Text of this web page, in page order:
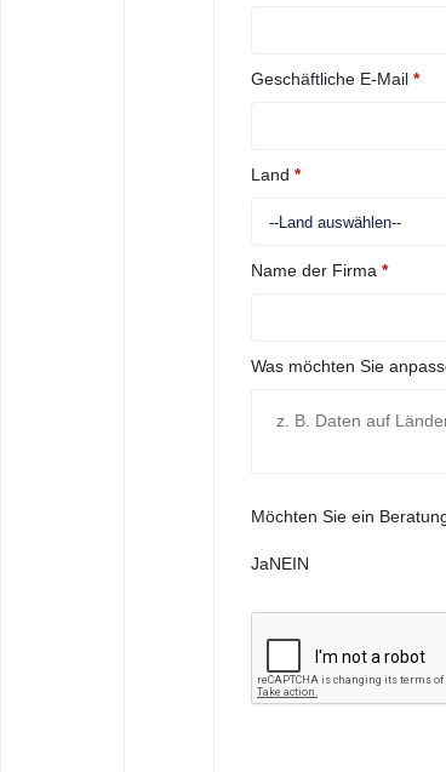
Geschäftliche E-Mail *
Land *
Name der Firma *
Was möchten Sie
Möchten Sie ein
JaNEIN